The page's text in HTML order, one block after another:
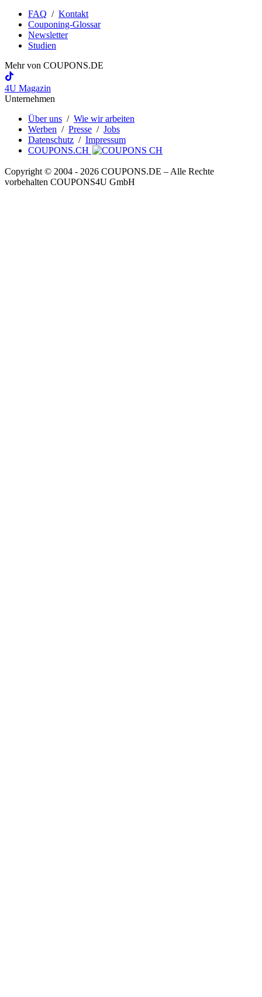
FAQ / Kontakt
Couponing-Glossar
Newsletter
Studien
Mehr von COUPONS.DE
4U Magazin
Unternehmen
Über uns / Wie wir arbeiten
Werben / Presse / Jobs
Datenschutz / Impressum
COUPONS.CH
Copyright © 2004 ‐ 2026 COUPONS.DE – Alle Rechte
vorbehalten COUPONS4U GmbH